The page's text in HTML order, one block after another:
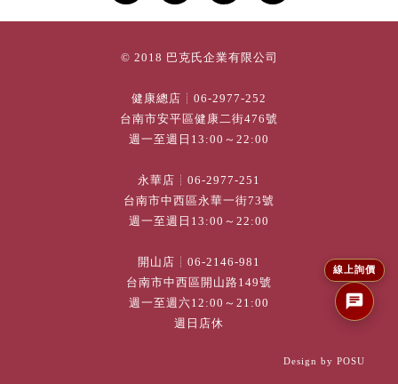
線上詢價
© 2018 巴克氏企業有限公司
健康總店┊ 06-2977-252
台南市安平區健康二街476號
週一至週日13:00～22:00
永華店┊ 06-2977-251
台南市中西區永華一街73號
週一至週日13:00～22:00
開山店┊ 06-2146-981
台南市中西區開山路149號
週一至週六12:00～21:00
週日店休
Design by POSU